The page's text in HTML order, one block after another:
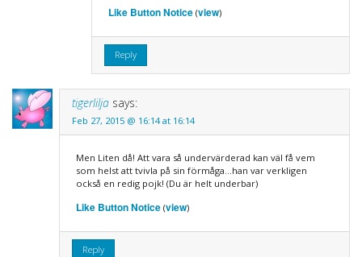
Like Button Notice(view)
Reply
tigerlilja says:
Feb 27, 2015 @ 16:14 at 16:14
Men Liten då! Att vara så undervärderad kan väl få vem
som helst att tvivla på sin förmåga…han var verkligen
också en redig pojk! (Du är helt underbar)
Like Button Notice(view)
Reply